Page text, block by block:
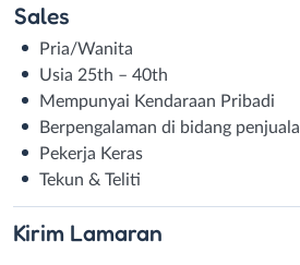
Sales
Pria/Wanita
Usia 25th – 40th
Mempunyai Kendaraan Pribadi
Berpengalaman di bidang
Pekerja Keras
Tekun & Teliti
Kirim Lamaran